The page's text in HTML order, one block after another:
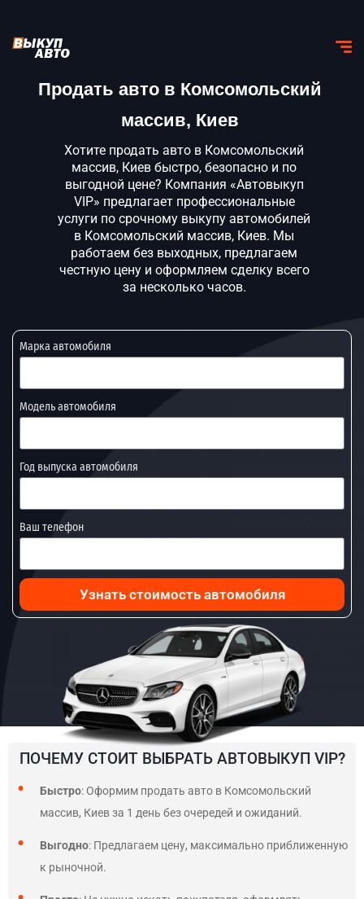
Продать авто в Комсомольский
массив, Киев
Хотите продать авто в Комсомольский
массив, Киев быстро, безопасно и по
выгодной цене? Компания «Автовыкуп
VIP» предлагает профессиональные
услуги по срочному выкупу автомобилей
в Комсомольский массив, Киев. Мы
работаем без выходных, предлагаем
честную цену и оформляем сделку всего
за несколько часов.
Марка автомобиля
Модель автомобиля
Год выпуска автомобиля
Ваш телефон
Узнать стоимость автомобиля
ПОЧЕМУ СТОИТ ВЫБРАТЬ АВТОВЫКУП VIP?
Быстро: Оформим продать авто в Комсомольский
массив, Киев за 1 день без очередей и ожиданий.
Выгодно: Предлагаем цену, максимально приближенную
к рыночной.